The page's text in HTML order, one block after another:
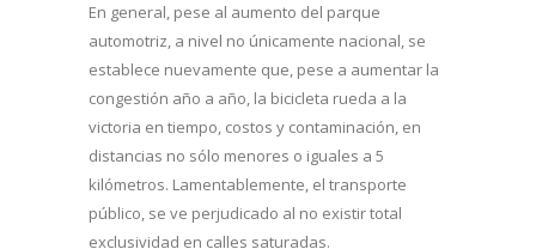
En general, pese al aumento del parque
automotriz, a nivel no únicamente nacional, se
establece nuevamente que, pese a aumentar la
congestión año a año, la bicicleta rueda a la
victoria en tiempo, costos y contaminación, en
distancias no sólo menores o iguales a 5
kilómetros. Lamentablemente, el transporte
público, se ve perjudicado al no existir total
exclusividad en calles saturadas.